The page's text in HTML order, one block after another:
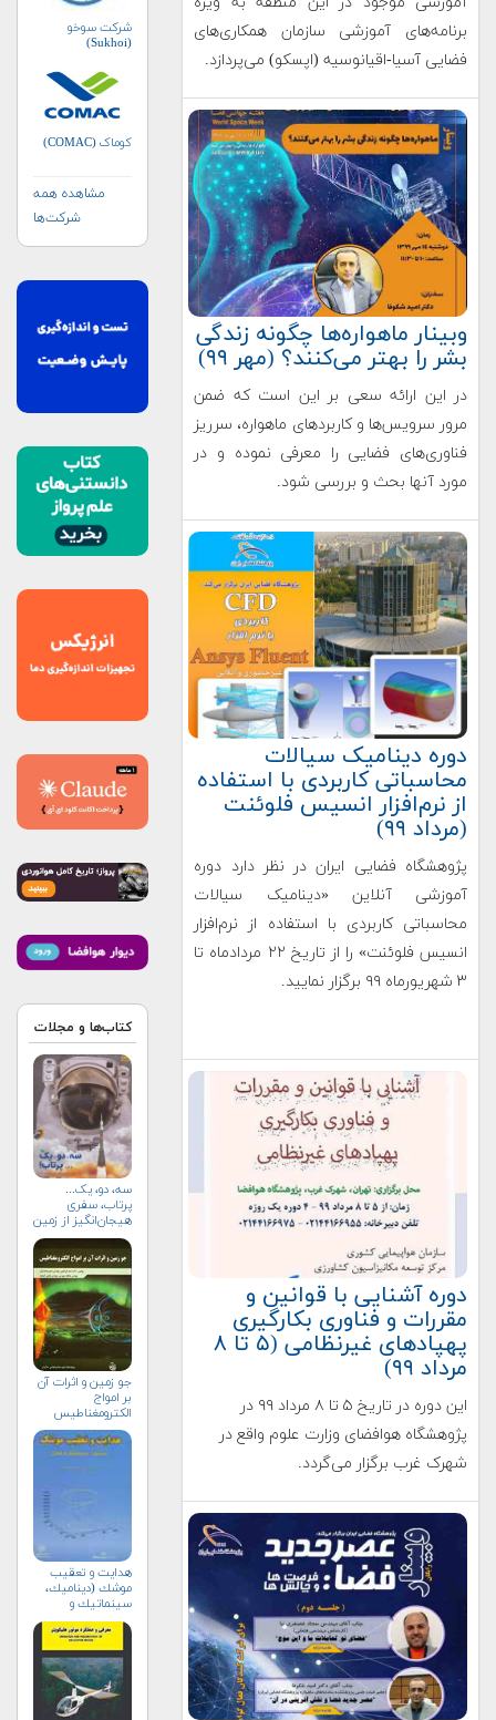
برنامه‌های آموزشی سازمان همکاری‌های
فضایی آسیا-اقیانوسیه (اپسکو) می‌پردازد.
وبینار ماهواره‌ها چگونه زندگی
بشر را بهتر می‌کنند؟ (مهر ۹۹)
در این ارائه سعی بر این است که ضمن
مرور سرویس‌ها و کاربردهای ماهواره، سرریز
فناوری‌های فضایی را معرفی نموده و در
مورد آنها بحث و بررسی شود.
دوره دینامیک سیالات
محاسباتی کاربردی با استفاده
از نرم‌افزار انسیس فلوئنت
(مرداد ۹۹)
پژوهشگاه فضایی ایران در نظر دارد دوره
آموزشی آنلاین «دینامیک سیالات
محاسباتی کاربردی با استفاده از نرم‌افزار
انسیس فلوئنت» را از تاریخ ۲۲ مردادماه تا
۳ شهریورماه ۹۹ برگزار نمایید.
دوره آشنایی با قوانین و
مقررات و فناوری بکارگیری
پهپادهای غیرنظامی (۵ تا ۸
مرداد ۹۹)
این دوره در تاریخ ۵ تا ۸ مرداد ۹۹ در
پژوهشگاه هوافضای وزارت علوم واقع در
شهرک غرب برگزار می‌گردد.
شرکت سوخو
(Sukhoi)
کوماک (COMAC)
مشاهده همه
شرکت‌ها
کتاب‌ها و مجلات
سه، دو، یک...
پرتاب، سفری
هیجان‌انگیز از زمین
به فضا (+خرید)
جو زمين و اثرات آن
بر امواج
الكترومغناطيس
هدايت و تعقيب
موشك (ديناميك،
سينماتيك و
كنترل)